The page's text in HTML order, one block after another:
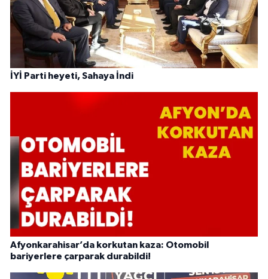
İYİ Parti heyeti, Sahaya İndi
Afyonkarahisar’da korkutan kaza: Otomobil
bariyerlere çarparak durabildi!